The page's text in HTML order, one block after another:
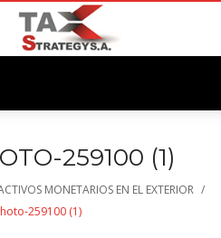
259100 (1)
MONETARIOS EN EL EXTERIOR /
259100 (1)